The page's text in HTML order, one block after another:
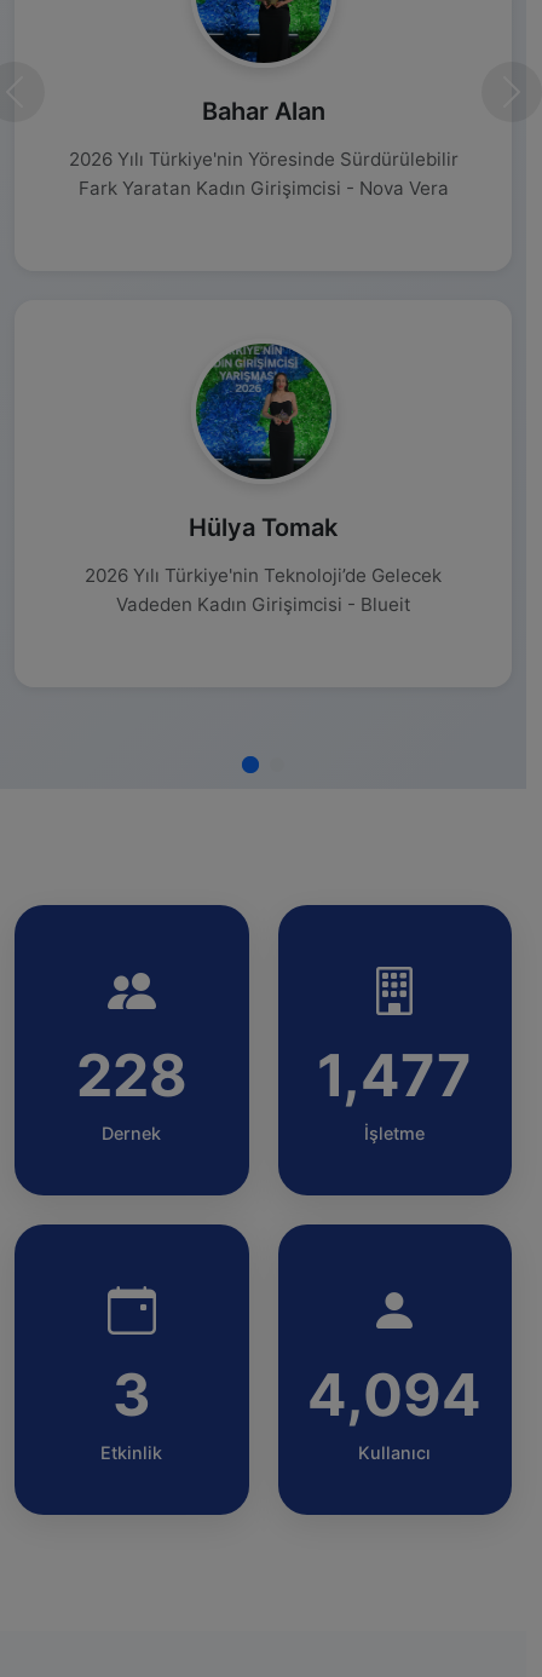
Bahar Alan
2026 Yılı Türkiye'nin Yöresinde Sürdürülebilir
Fark Yaratan Kadın Girişimcisi - Nova Vera
Hülya Tomak
2026 Yılı Türkiye'nin Teknoloji’de Gelecek
Vadeden Kadın Girişimcisi - Blueit
228
Dernek
1,477
İşletme
3
Etkinlik
4,094
Kullanıcı